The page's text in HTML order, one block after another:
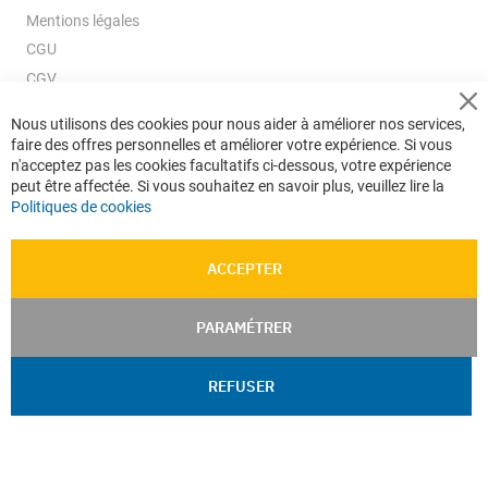
Mentions légales
CGU
CGV
Données personnelles
Confidentialité
Plan du site
Nous utilisons des cookies pour nous aider à améliorer nos services,
faire des offres personnelles et améliorer votre expérience. Si vous
n'acceptez pas les cookies facultatifs ci-dessous, votre expérience
peut être affectée. Si vous souhaitez en savoir plus, veuillez lire la
Politiques de cookies
ACCEPTER
PARAMÉTRER
REFUSER